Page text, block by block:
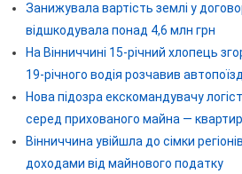
Занижувала вартість землі у
відшкодувала понад 4,6 млн грн
На Вінниччині 15-річний хлопець
19-річного водія розчавив автопоїзд
Нова підозра екскомандувачу
серед прихованого майна —
Вінниччина увійшла до сімки
доходами від майнового податку